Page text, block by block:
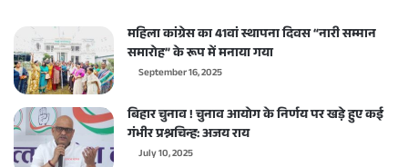
महिला कांग्रेस का 41वां स्थापना दिवस “नारी सम्मान
समारोह” के रूप में मनाया गया
September 16, 2025
बिहार चुनाव ! चुनाव आयोग के निर्णय पर खड़े हुए कई
गंभीर प्रश्नचिन्ह: अजय राय
July 10, 2025